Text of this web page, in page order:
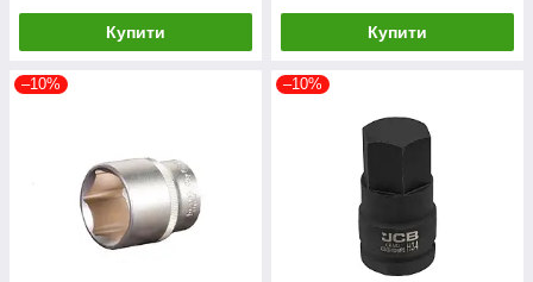
Купити Купити
–10% –10%